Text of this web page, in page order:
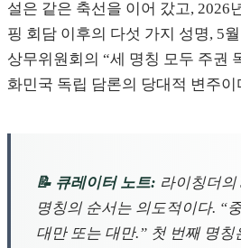
설은 같은 축선을 이어 갔고, 2026
핑 회담 이후의 다섯 가지 성명, 5
상무위원회의 “세 명칭 모두 주권
화민국 독립 담론의 당대적 변주이
📝 큐레이터 노트: 라이칭더의
명칭의 순서는 의도적이다. “
대만 또는 대만.” 첫 번째 명